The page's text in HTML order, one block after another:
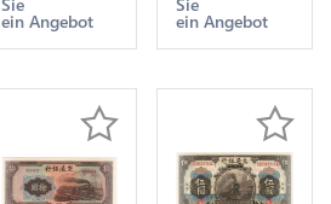
ein Angebot ein Angebot